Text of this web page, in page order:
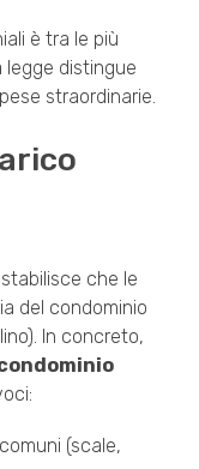
è tra le più
legge distingue
straordinarie.
che le
del condominio
In concreto,
(scale,